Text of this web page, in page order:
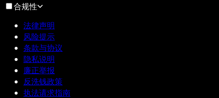
合规性
法律声明
风险提示
条款与协议
隐私说明
廉正举报
反洗钱政策
执法请求指南